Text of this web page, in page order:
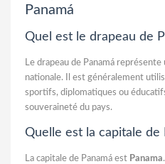
Panamá
Quel est le drapeau de
Le drapeau de Panamá
nationale. Il est généralement
sportifs, diplomatiques ou
souveraineté du pays.
Quelle est la capitale de
La capitale de Panamá est Panama